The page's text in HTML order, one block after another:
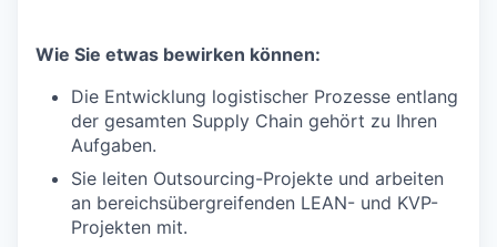
Wie Sie etwas bewirken können:
Die Entwicklung logistischer Prozesse entlang
der gesamten Supply Chain gehört zu Ihren
Aufgaben.
Sie leiten Outsourcing-Projekte und arbeiten
an bereichsübergreifenden LEAN- und KVP-
Projekten mit.